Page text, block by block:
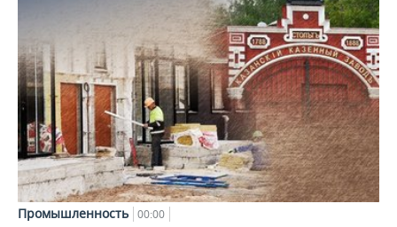
Промышленность 00:00